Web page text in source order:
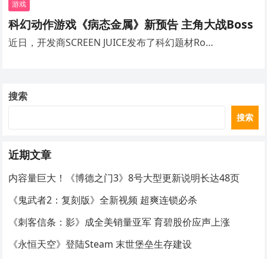
游戏
科幻动作游戏《病态金属》新预告 主角大战Boss
近日，开发商SCREEN JUICE发布了科幻题材Ro…
搜索
搜索
近期文章
内容量巨大！《博德之门3》8号大型更新说明长达48页
《鬼武者2：复刻版》全新视频 超爽连锁必杀
《刺客信条：影》成全美销量亚军 育碧股价应声上涨
《永恒天空》登陆Steam 末世堡垒生存建设